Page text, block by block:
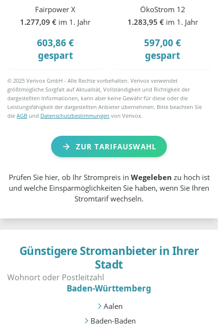
Fairpower X
1.277,09 € im 1. Jahr
603,86 €
gespart
ÖkoStrom 12
1.283,95 € im 1. Jahr
597,00 €
gespart
© 2025 Verivox GmbH - Alle Rechte vorbehalten. Verivox verwendet
größtmögliche Sorgfalt auf Aktualität, Vollständigkeit und Richtigkeit der
dargestellten Informationen, kann aber keine Gewähr für diese oder die
Leistungsfähigkeit der dargestellten Anbieter übernehmen. Bitte beachten Sie
dieAGB und Datenschutzbestimmungen von Verivox.
ZUR TARIFAUSWAHL
Prüfen Sie hier, ob Ihr Strompreis in Wegeleben zu hoch ist
und welche Einsparmöglichkeiten Sie haben, wenn Sie Ihren
Stromtarif wechseln.
Günstigere Stromanbieter in Ihrer
Stadt
Baden-Württemberg
Aalen
Baden-Baden